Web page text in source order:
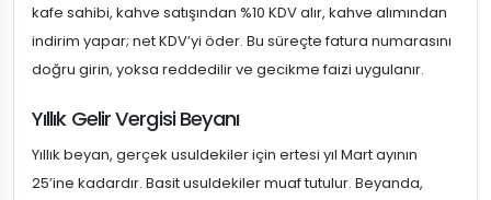
kafe sahibi, kahve satışından %10 KDV alır, kahve alımından
indirim yapar; net KDV’yi öder. Bu süreçte fatura numarasını
doğru girin, yoksa reddedilir ve gecikme faizi uygulanır.
Yıllık Gelir Vergisi Beyanı
Yıllık beyan, gerçek usuldekiler için ertesi yıl Mart ayının
25’ine kadardır. Basit usuldekiler muaf tutulur. Beyanda,